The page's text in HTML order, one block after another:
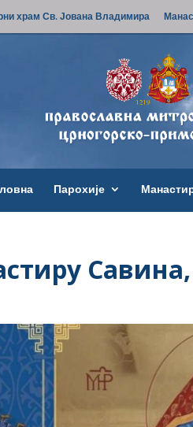
храм Св. Јована Владимира
Парохије
Савина,